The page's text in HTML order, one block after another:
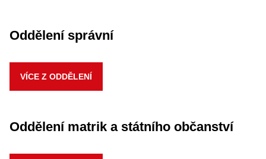
Oddělení správní
VÍCE Z ODDĚLENÍ
Oddělení matrik a státního občanství